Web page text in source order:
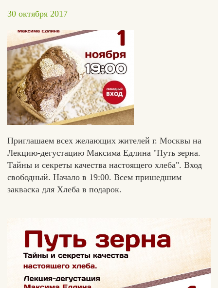
Вконтакте
30 октября 2017
Приглашаем всех желающих жителей г. Москвы на
Лекцию-дегустацию Максима Едлина "Путь зерна.
Тайны и секреты качества настоящего хлеба". Вход
свободный. Начало в 19:00. Всем пришедшим
закваска для Хлеба в подарок.